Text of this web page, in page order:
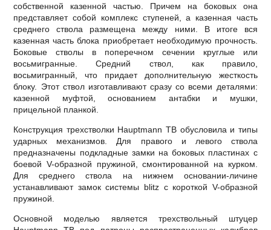
собственной казенной частью. Причем на боковых она
представляет собой комплекс ступеней, а казенная часть
среднего ствола размещена между ними. В итоге вся
казенная часть блока приобретает необходимую прочность.
Боковые стволы в поперечном сечении круглые или
восьмигранные. Средний ствол, как правило,
восьмигранный, что придает дополнительную жесткость
блоку. Этот ствол изготавливают сразу со всеми деталями:
казенной муфтой, основанием антабки и мушки,
прицельной планкой.
Конструкция трехстволки Hauptmann TB обусловила и типы
ударных механизмов. Для правого и левого ствола
предназначены подкладные замки на боковых пластинах с
боевой V-образной пружиной, смонтированной на курком.
Для среднего ствола на нижнем основании-личине
устанавливают замок системы blitz с короткой V-образной
пружиной.
Основной моделью является трехствольный штуцер